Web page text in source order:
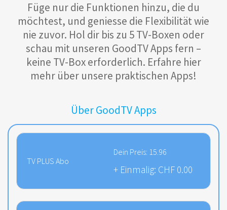
Füge nur die Funktionen hinzu, die du
möchtest, und geniesse die Flexibilität wie
nie zuvor. Hol dir bis zu 5 TV-Boxen oder
schau mit unseren GoodTV Apps fern –
keine TV-Box erforderlich. Erfahre hier
mehr über unsere praktischen Apps!
Über GoodTV Apps
TV PLUS Abo
Dein Preis: 15.96
+ Einmalig: CHF 0.00